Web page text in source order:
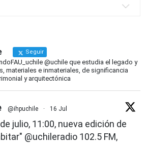
Seguir
@uchile que estudia el legado y
materiales e inmateriales, de significancia
y arquitectónica
@ihpuchile · 16 Jul
julio, 11:00, nueva edición de
@uchileradio 102.5 FM,